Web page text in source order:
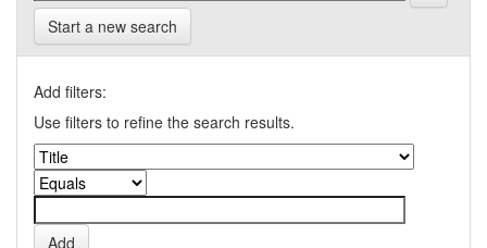
Start a new search
Add filters:
Use filters to refine the search results.